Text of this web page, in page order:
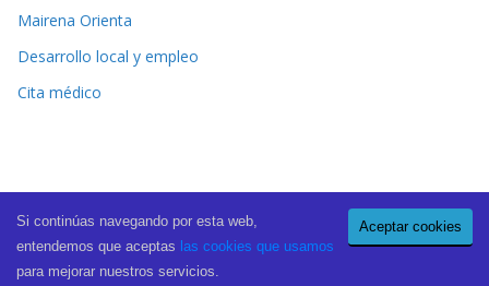
Mairena Orienta
Desarrollo local y empleo
Cita médico
Copyright © 2026 El Periódico de Mairena
. All rights reserved.
Theme:
ColorMag Pro by ThemeGrill. Powered by
Aceptar cookies
Si continúas navegando por esta web,
entendemos que aceptas las cookies que usamos
para mejorar nuestros servicios.